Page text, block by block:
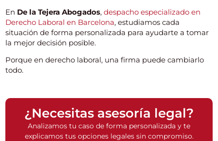
En De la Tejera Abogados,despacho especializado en
Derecho Laboral en Barcelona, estudiamos cada
situación de forma personalizada para ayudarte a tomar
la mejor decisión posible.
Porque en derecho laboral, una firma puede cambiarlo
todo.
¿Necesitas asesoría legal?
Analizamos tu caso de forma personalizada y te
explicamos tus opciones legales sin compromiso.